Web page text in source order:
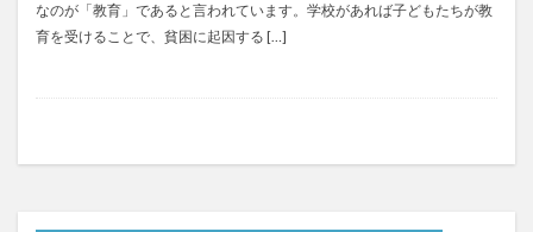
なのが「教育」であると言われています。学校があれば子どもたちが教
育を受けることで、貧困に起因する […]